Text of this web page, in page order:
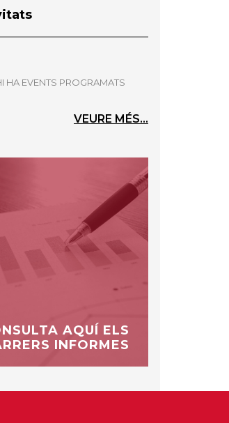
HA EVENTS PROGRAMATS
VEURE MÉS...
AQUÍ ELS
INFORMES